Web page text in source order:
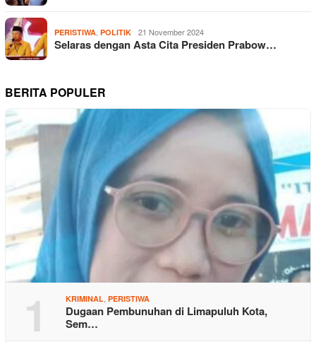
PERISTIWA POLITIK 21 November 2024
Selaras dengan Asta Cita Presiden Prabow…
BERITA POPULER
1 KRIMINAL PERISTIWA
Dugaan Pembunuhan di Limapuluh Kota,
Sem…